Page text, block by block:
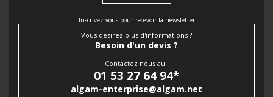
Inscrivez-vous pour recevoir la newsletter
Vous désirez plus d'informations ?
Besoin d'un devis ?
Contactez nous au :
01 53 27 64 94*
algam-enterprise@algam.net